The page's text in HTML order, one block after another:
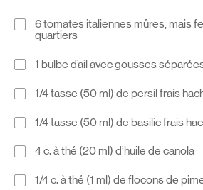
6 tomates italiennes mûres, mais
quartiers
1 bulbe d’ail avec gousses
1/4 tasse (50 ml) de persil frais
1/4 tasse (50 ml) de basilic frais
4 c. à thé (20 ml) d’huile de canola
1/4 c. à thé (1 ml) de flocons de